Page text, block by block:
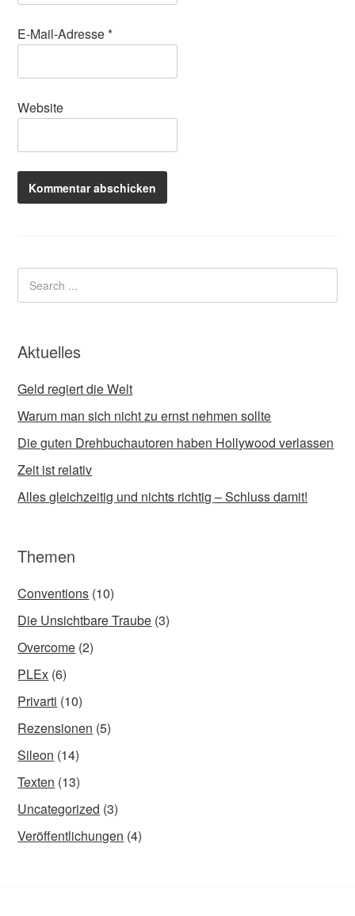
E-Mail-Adresse*
Website
Aktuelles
Geld regiert die Welt
Warum man sich nicht zu ernst nehmen sollte
Die guten Drehbuchautoren haben Hollywood verlassen
Zeit ist relativ
Alles gleichzeitig und nichts richtig – Schluss damit!
Themen
Conventions (10)
Die Unsichtbare Traube (3)
Overcome (2)
PLEx (6)
Privarti (10)
Rezensionen (5)
Sileon (14)
Texten (13)
Uncategorized (3)
Veröffentlichungen (4)